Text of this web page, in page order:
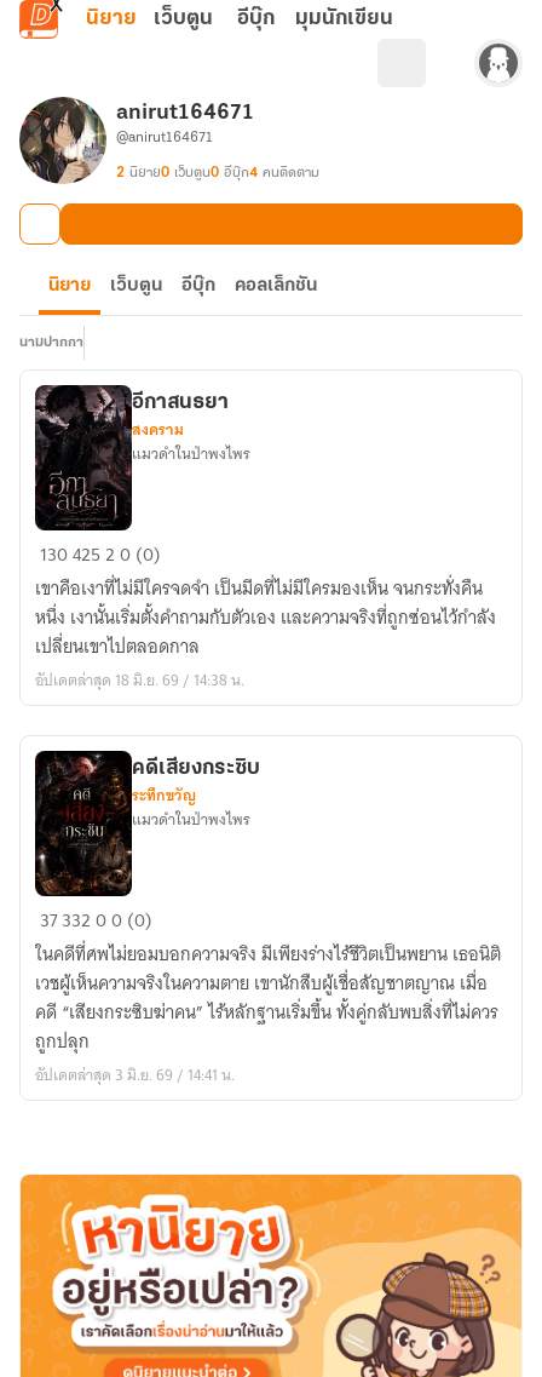
ข้ามไปยังเนื้อหาหลัก
นิยาย เว็บตูน อีบุ๊ก มุมนักเขียน
anirut164671
@anirut164671
2 นิยาย0 เว็บตูน0 อีบุ๊ก4 คนติดตาม
นิยาย เว็บตูน อีบุ๊ก คอลเล็กชัน
นามปากกา
อีกา
สนธยา
อีกาสนธยา
สงคราม
แมวดำในป่าพงไพร
13042520 (0)
เขาคือเงาที่ไม่มีใครจดจำ เป็นมีดที่ไม่มีใครมองเห็น จนกระทั่งคืน
หนึ่ง เงานั้นเริ่มตั้งคำถามกับตัวเอง และความจริงที่ถูกซ่อนไว้กำลัง
เปลี่ยนเขาไปตลอดกาล
อัปเดตล่าสุด 18 มิ.ย. 69 / 14:38 น.
คดี
เสียง
กระซิบ
คดีเสียงกระซิบ
ระทึกขวัญ
แมวดำในป่าพงไพร
3733200 (0)
ในคดีที่ศพไม่ยอมบอกความจริง มีเพียงร่างไร้ชีวิตเป็นพยาน เธอนิติ
เวชผู้เห็นความจริงในความตาย เขานักสืบผู้เชื่อสัญชาตญาณ เมื่อ
คดี “เสียงกระซิบฆ่าคน” ไร้หลักฐานเริ่มขึ้น ทั้งคู่กลับพบสิ่งที่ไม่ควร
ถูกปลุก
อัปเดตล่าสุด 3 มิ.ย. 69 / 14:41 น.